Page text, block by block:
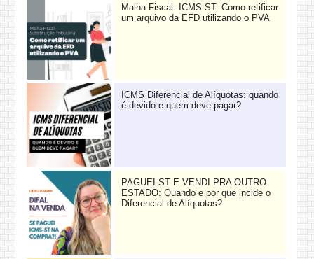
Malha Fiscal. ICMS-ST. Como retificar
um arquivo da EFD utilizando o PVA
ICMS Diferencial de Alíquotas: quando
é devido e quem deve pagar?
PAGUEI ST E VENDI PRA OUTRO
ESTADO: Quando e por que incide o
Diferencial de Alíquotas?